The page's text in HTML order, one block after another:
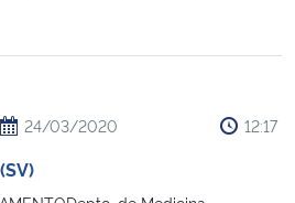
24/03/2020 12:17